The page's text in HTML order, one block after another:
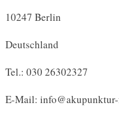
10247 Berlin
Deutschland
Tel.: 030 26302327
E-Mail: